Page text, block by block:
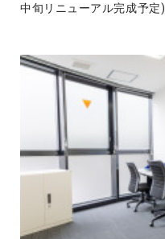
中旬リニューアル完成予定)